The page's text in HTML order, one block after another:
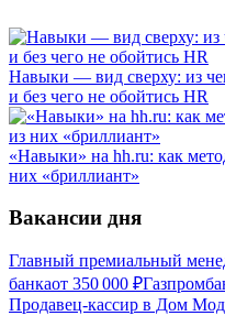
Навыки — вид сверху: из
и без чего не обойтись HR
«Навыки» на hh.ru: как
них «бриллиант»
Вакансии дня
Главный премиальный
банкаот 350 000 ₽
Продавец-кассир в Дом